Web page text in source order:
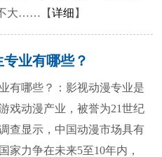
不大……【详细 】
业有哪些？
有哪些？：影视动漫专业是
戏动漫产业，被誉为21世纪
查显示，中国动漫市场具有
家力争在未来5至10年内，